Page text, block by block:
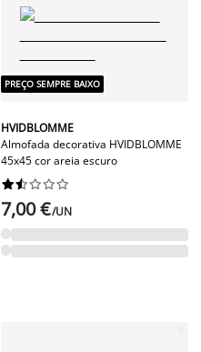
PREÇO SEMPRE BAIXO
HVIDBLOMME
Almofada decorativa HVIDBLOMME
45x45 cor areia escuro






7,00 €/UN